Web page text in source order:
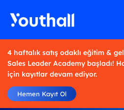
4 haftalık satış odaklı eğitim &
Sales Leader Academy başladı!
için kayıtlar devam ediyor.
Hemen Kayıt Ol